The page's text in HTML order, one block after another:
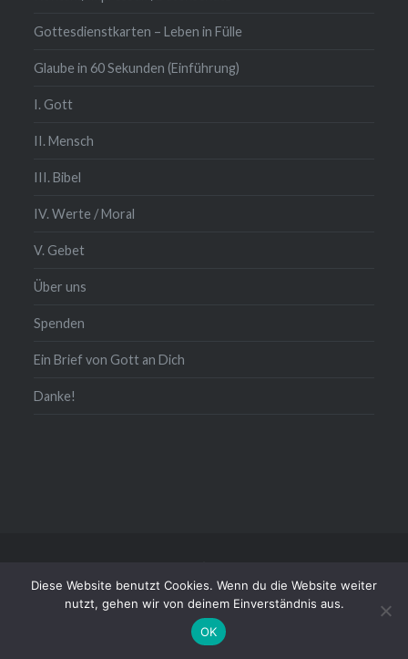
Gottesdienstkarten – Leben in Fülle
Glaube in 60 Sekunden (Einführung)
I. Gott
II. Mensch
III. Bibel
IV. Werte / Moral
V. Gebet
Über uns
Spenden
Ein Brief von Gott an Dich
Danke!
Stolz präsentiert von WordPress|Theme: Dyad von
WordPress.com
Diese Website benutzt Cookies. Wenn du die Website weiter
nutzt, gehen wir von deinem Einverständnis aus.
OK